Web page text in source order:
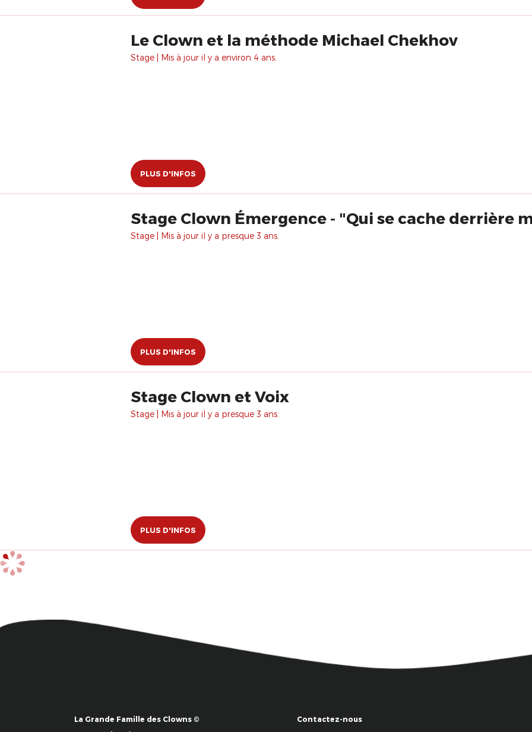
Le Clown et la méthode Michael Chekhov
Stage | Mis à jour il y a environ 4 ans.
PLUS D'INFOS
Stage Clown Émergence - "Qui se cache derrière
Stage | Mis à jour il y a presque 3 ans.
PLUS D'INFOS
Stage Clown et Voix
Stage | Mis à jour il y a presque 3 ans.
PLUS D'INFOS
La Grande Famille des Clowns ©
Contactez-nous